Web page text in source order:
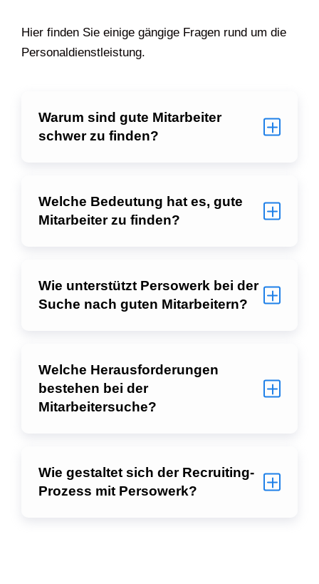
Hier finden Sie einige gängige Fragen rund um die
Personaldienstleistung.
Warum sind gute Mitarbeiter
schwer zu finden?
Welche Bedeutung hat es, gute
Mitarbeiter zu finden?
Wie unterstützt Persowerk bei der
Suche nach guten Mitarbeitern?
Welche Herausforderungen
bestehen bei der
Mitarbeitersuche?
Wie gestaltet sich der Recruiting-
Prozess mit Persowerk?